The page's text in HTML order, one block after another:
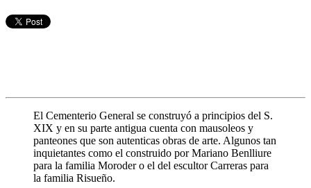
El Cementerio General se construyó a principios del S.
XIX y en su parte antigua cuenta con mausoleos y
panteones que son autenticas obras de arte. Algunos tan
inquietantes como el construido por Mariano Benlliure
para la familia Moroder o el del escultor Carreras para
la familia Risueño.